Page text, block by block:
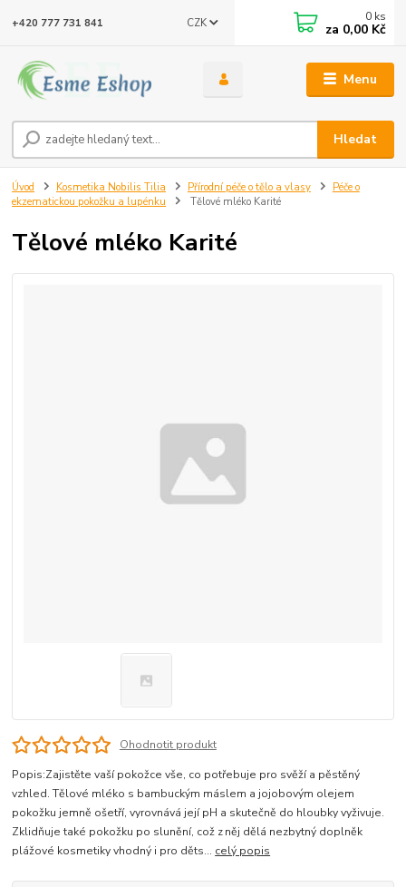
Menu
CZK
Hledat
+420 777 731 841 0 ks
za 0,00 Kč
Úvod Kosmetika Nobilis Tilia Přírodní péče o tělo a vlasy
Péče o
ekzematickou pokožku a lupénku
Tělové mléko Karité
Tělové mléko Karité
Ohodnotit produkt
Popis:Zajistěte vaší pokožce vše, co potřebuje pro svěží a pěstěný
vzhled. Tělové mléko s bambuckým máslem a jojobovým olejem
pokožku jemně ošetří, vyrovnává její pH a skutečně do hloubky vyživuje.
Zklidňuje také pokožku po slunění, což z něj dělá nezbytný doplněk
plážové kosmetiky vhodný i pro děts... celý popis